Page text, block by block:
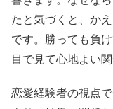
たと気づくと、か
です。勝っても負
目で見て心地よい
恋愛経験者の視点